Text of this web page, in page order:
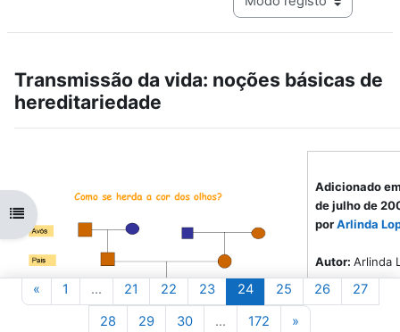
Abrir índice da disciplina
Navegação terciária do
Transmissão da vida: noções básicas de
hereditariedade
Adicionado
de julho de
porArlinda
Autor: Arlinda
Disciplina(s):
«Página anterior
1 Página 1
… 21 Página 21
22Página 22
23Página 23
24Página 24
25Página 25
26Página 26
27
28 Página 28
29Página 29
30Página 30
… 172 Página 172
»